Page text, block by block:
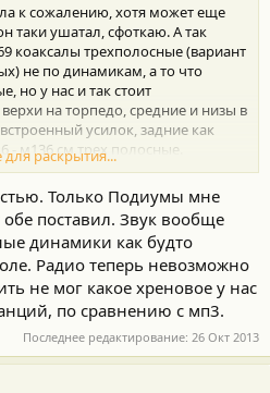
к сожалению, хотя может еще
таки ушатал, сфоткаю. А так
коаксалы трехполосные (вариант
не по динамикам, а то что
но у нас и так стоит
на торпедо, средние и низы в
усилок, задние как
- м136 см трех полосные.
минимальными вложениями и
работы за пару часов. Итог - от
- начала играть музыка, до
и т.д.не для меня.
5 руб, нюансы:
кольцу за 210 руб
пришлось по два в итоге 3
сайте Допник переходник Мама -
в динамики и в разъем
раскрытия...
Только Подиумы мне
поставил. Звук вообще
динамики как будто
Радио теперь невозможно
не мог какое хреновое у нас
по сравнению с мп3.
Последнее редактирование: 26 Окт 2013